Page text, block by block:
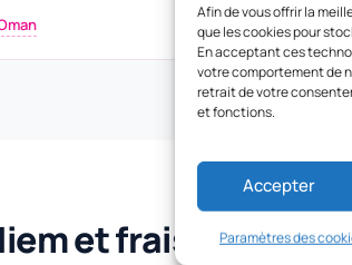
Afin de vous offrir la
que les cookies pour
En acceptant ces
votre comportement de
retrait de votre
et fonctions.
Accepter
Paramètres des
et frais de